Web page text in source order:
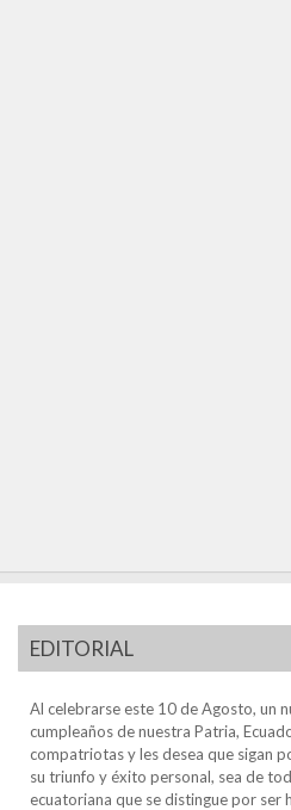
EDITORIAL
Al celebrarse este 10 de Agosto, un
cumpleaños de nuestra Patria,
compatriotas y les desea que sigan
su triunfo y éxito personal, sea de
ecuatoriana que se distingue por ser